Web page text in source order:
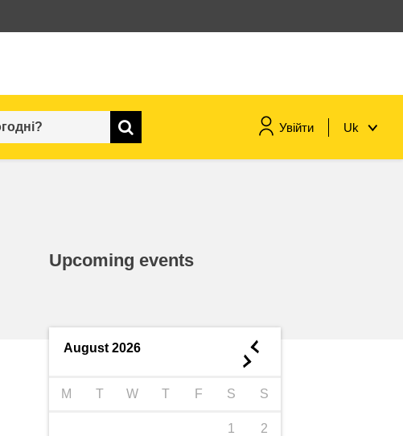
Увійти Uk
харчування, здоров'я та
знаннями
Upcoming events
August 2026 ◄
►
M T W T F S S
1 2